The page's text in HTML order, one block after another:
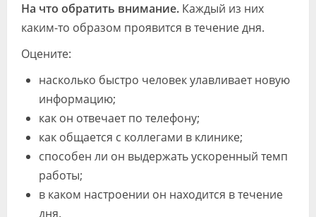
На что обратить внимание. Каждый из них
каким-то образом проявится в течение дня.
Оцените:
насколько быстро человек улавливает новую
информацию;
как он отвечает по телефону;
как общается с коллегами в клинике;
способен ли он выдержать ускоренный темп
работы;
в каком настроении он находится в течение
дня.